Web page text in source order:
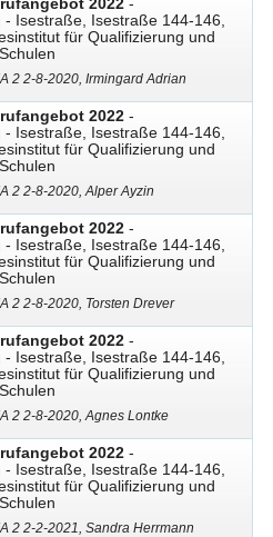
Isestraße, Isestraße 144-146,
für Qualifizierung und
2 2-8-2020, Irmingard Adrian
2022 -
Isestraße, Isestraße 144-146,
für Qualifizierung und
2 2-8-2020, Alper Ayzin
2022 -
Isestraße, Isestraße 144-146,
für Qualifizierung und
2 2-8-2020, Torsten Drever
2022 -
Isestraße, Isestraße 144-146,
für Qualifizierung und
2 2-8-2020, Agnes Lontke
2022 -
Isestraße, Isestraße 144-146,
für Qualifizierung und
2 2-2-2021, Sandra Herrmann